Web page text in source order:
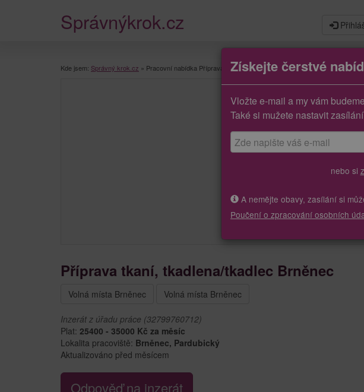
Správnýkrok.cz
Kde jsem: Správný krok.cz » Pracovní nabídka Příprava tkaní, tkadlena/tkadlec
Příprava tkaní, tkadlena/tkadlec Brněnec
Volná místa Brněnec Volná místa Brněnec
Inzerát z úřadu práce (32799760712)
Plat: 25400 - 35000 Kč za měsíc
Lokalita pracoviště: Brněnec, Pardubický
Aktualizováno před měsícem
Odpověď na inzerát
Získejte čerstvé
Vložte e-mail a my vám
Také si mužete nastavit
nebo si
A nemějte obavy, zasílání si
Poučení o zpracování osobních